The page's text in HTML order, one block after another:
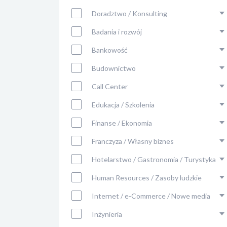
Doradztwo / Konsulting
Badania i rozwój
Bankowość
Budownictwo
Call Center
Edukacja / Szkolenia
Finanse / Ekonomia
Franczyza / Własny biznes
Hotelarstwo / Gastronomia / Turystyka
Human Resources / Zasoby ludzkie
Internet / e-Commerce / Nowe media
Inżynieria